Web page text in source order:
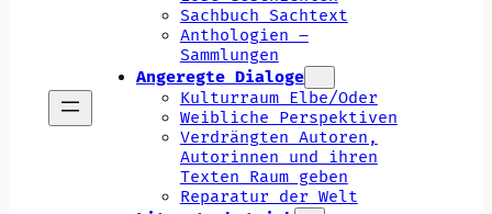
Sachbuch Sachtext
Anthologien –
Sammlungen
Angeregte Dialoge
Kulturraum Elbe/Oder
Weibliche Perspektiven
Verdrängten Autoren,
Autorinnen und ihren
Texten Raum geben
Reparatur der Welt